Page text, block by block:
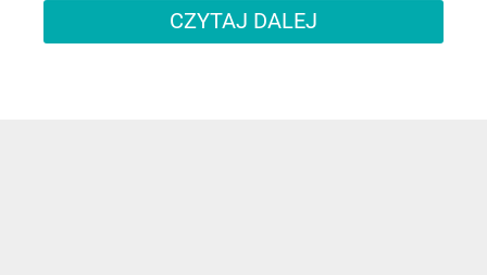
CZYTAJ DALEJ